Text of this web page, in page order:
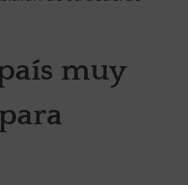
muy